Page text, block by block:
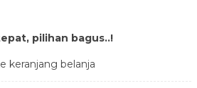
pilihan bagus..!
keranjang belanja